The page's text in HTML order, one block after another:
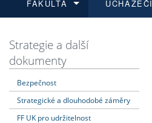
FAKULTA
Dozvědět se více
UCHAZEČI
Podat přihlášku
Dozvědět se více
Dozvědět se více
Dozvědět se více
Strategie a další
dokumenty
Bezpečnost
Strategické a dlouhodobé záměry
FF UK pro udržitelnost